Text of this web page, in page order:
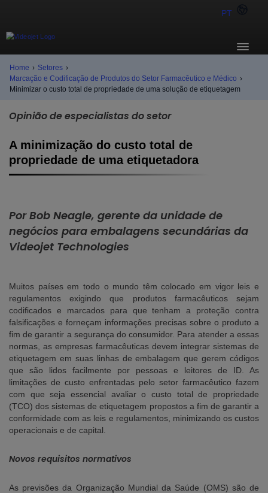
PT
Home › Setores ›
Marcação e Codificação de Produtos do Setor Farmacêutico e Médico ›
Minimizar o custo total de propriedade de uma solução de etiquetagem
Opinião de especialistas do setor
A minimização do custo total de
propriedade de uma etiquetadora
Por Bob Neagle, gerente da unidade de
negócios para embalagens secundárias da
Videojet Technologies
Muitos países em todo o mundo têm colocado em vigor leis e
regulamentos exigindo que produtos farmacêuticos sejam
codificados e marcados para que tenham a proteção contra
falsificações e forneçam informações precisas sobre o produto a
fim de garantir a segurança do consumidor. Para atender a essas
normas, as empresas farmacêuticas devem integrar sistemas de
etiquetagem em suas linhas de embalagem que gerem códigos
que são lidos facilmente por pessoas e leitores de ID. As
limitações de custo enfrentadas pelo setor farmacêutico fazem
com que seja essencial avaliar o custo total de propriedade
(TCO) dos sistemas de etiquetagem propostos a fim de garantir a
conformidade com as leis e regulamentos, minimizando os custos
operacionais e de capital.
Novos requisitos normativos
As previsões da Organização Mundial da Saúde (OMS) são de